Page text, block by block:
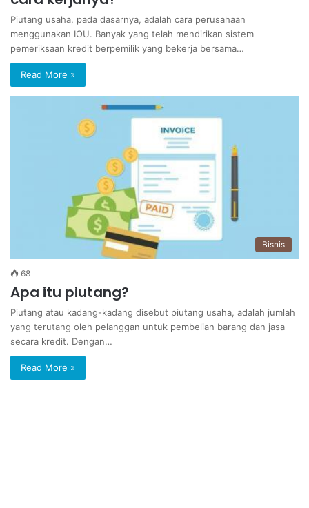
Piutang usaha, pada dasarnya, adalah cara perusahaan
menggunakan IOU. Banyak yang telah mendirikan sistem
pemeriksaan kredit berpemilik yang bekerja bersama…
Read More »
Bisnis
68
Apa itu piutang?
Piutang atau kadang-kadang disebut piutang usaha, adalah jumlah
yang terutang oleh pelanggan untuk pembelian barang dan jasa
secara kredit. Dengan…
Read More »